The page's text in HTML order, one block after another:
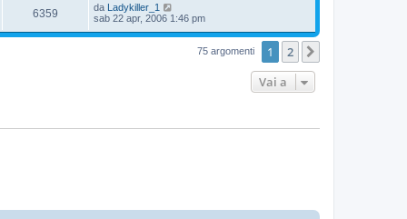
6359 da Ladykiller_1
sab 22 apr, 2006 1:46 pm
75 argomenti 1 2
Vai a